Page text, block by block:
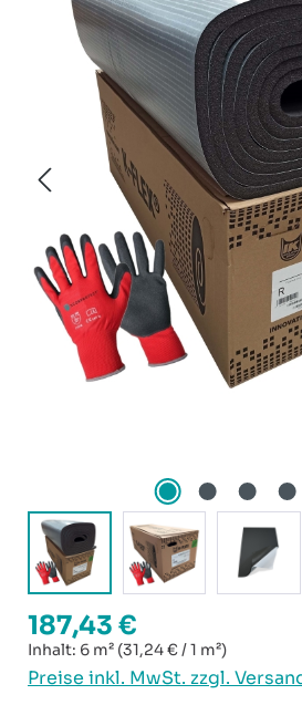
Regulärer Preis:
187,43 €
Inhalt: 6 m² (31,24 € / 1 m²)
Preise inkl. MwSt. zzgl.